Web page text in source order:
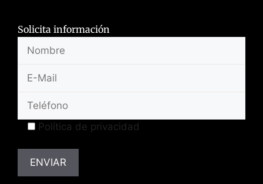
Solicita información
Política de privacidad